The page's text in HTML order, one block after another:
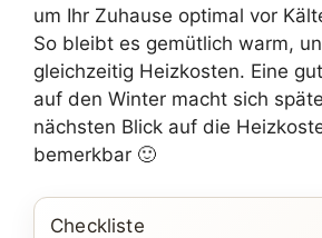
um Ihr Zuhause optimal vor
So bleibt es gemütlich warm,
gleichzeitig Heizkosten. Eine
auf den Winter macht sich
nächsten Blick auf die
bemerkbar 🙂
Checkliste